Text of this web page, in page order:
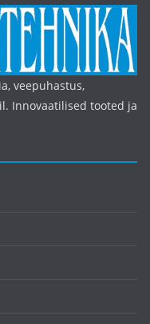
veepuhastus,
Innovaatilised tooted ja